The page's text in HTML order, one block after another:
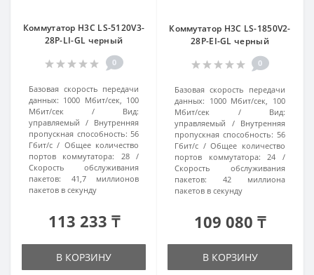
Коммутатор H3C LS-5120V3-
28P-LI-GL черный
0
Базовая скорость передачи
данных: 1000 Мбит/сек, 100
Мбит/сек
Вид:
управляемый
Внутренняя
пропускная способность: 56
Гбит/с
Общее количество
портов коммутатора:
28
Скорость обслуживания
пакетов:
41,7 миллионов
пакетов в секунду
113 233 ₸
В КОРЗИНУ
Коммутатор H3C LS-1850V2-
28P-EI-GL черный
0
Базовая скорость передачи
данных: 1000 Мбит/сек, 100
Мбит/сек
Вид:
управляемый
Внутренняя
пропускная способность: 56
Гбит/с
Общее количество
портов коммутатора:
24
Скорость обслуживания
пакетов:
42 миллиона
пакетов в секунду
109 080 ₸
В КОРЗИНУ